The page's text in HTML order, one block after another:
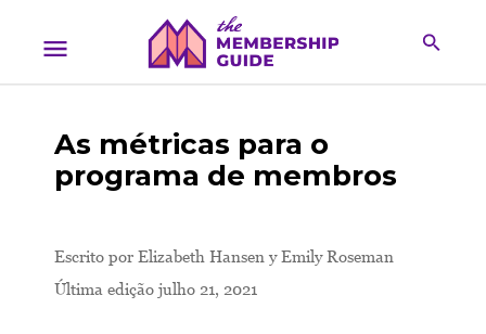
As métricas para o
programa de membros
Escrito por Elizabeth Hansen y Emily Roseman
Última edição julho 21, 2021